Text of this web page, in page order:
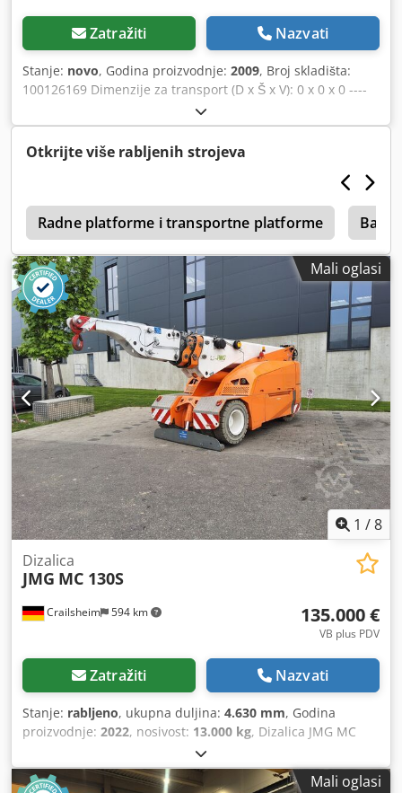
Zatražiti Nazvati
Stanje: novo, Godina proizvodnje: 2009, Broj skladišta:
100126169 Dimenzije za transport (D x Š x V): 0 x 0 x 0 ----
Doseg: 45 m Chjdpfx Aezr Dlrekcja Uključuje kabinu
Uključuje transformator od 4,7 kVA Uključuje radio uređaj
Uključuje produžetak rotirajuće platforme Uključuje balast
za radijus okretnog kruga od 2,9 m Lokacija: Dresden
Otkrijte više rabljenih strojeva
Radne platforme i transportne platforme Bager
Mali oglasi
1 /8
Crailsheim 594 km
Dizalica
JMG MC 130S
135.000 €
VB plus PDV
Zatražiti Nazvati
Stanje: rabljeno, ukupna duljina: 4.630 mm, Godina
proizvodnje: 2022, nosivost: 13.000 kg, Dizalica JMG MC
130S Pogon: električni Godina proizvodnje: 2022 Cjdpfszfq
A Rjx Akcoha Nosivost (kg): 13.000
Mali oglasi